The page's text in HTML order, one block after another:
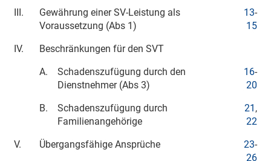
III.
Gewährung einer SV-Leistung als
Voraussetzung (Abs 1)
13-
15
IV.
Beschränkungen für den SVT
A.
Schadenszufügung durch den
Dienstnehmer (Abs 3)
16-
20
B.
Schadenszufügung durch
Familienangehörige
21 ,
22
V.
Übergangsfähige Ansprüche 23-
26